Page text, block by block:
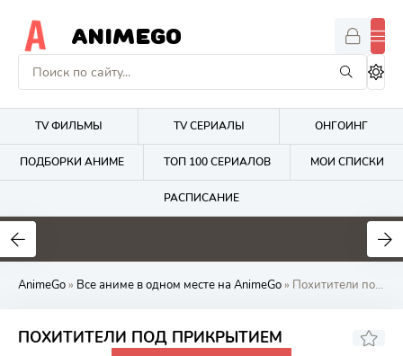
ANIMEGO
TV ФИЛЬМЫ TV СЕРИАЛЫ ОНГОИНГ
ПОДБОРКИ АНИМЕ ТОП 100 СЕРИАЛОВ МОИ СПИСКИ
РАСПИСАНИЕ
1.7
AnimeGo» Все аниме в одном месте на AnimeGo» Похитители под прикрытием
ПОХИТИТЕЛИ ПОД ПРИКРЫТИЕМ
6.61